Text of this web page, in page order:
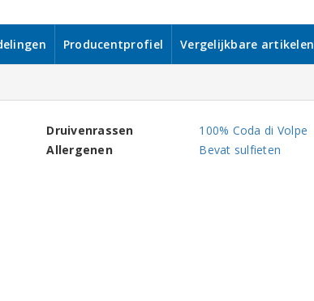
Producentprofiel Vergelijkbare artikelen
Druivenrassen
100% Coda di Volpe
Allergenen
Bevat sulfieten